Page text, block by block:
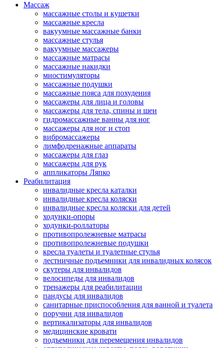
Массаж
массажные столы и кушетки
массажные кресла
вакуумные массажные банки
массажные стулья
вакуумные массажеры
массажные матрасы
массажные накидки
миостимуляторы
массажные подушки
массажные пояса для похудения
массажеры для лица и головы
массажеры для тела, спины и шеи
гидромассажные ванны для ног
массажеры для ног и стоп
вибромассажеры
лимфодренажные аппараты
массажеры для глаз
массажеры для рук
аппликаторы Ляпко
Реабилитация
инвалидные кресла каталки
инвалидные кресла коляски
инвалидные кресла коляски для детей
ходунки-опоры
ходунки-роллаторы
противопролежневые матрасы
противопролежневые подушки
кресла туалеты и туалетные стулья
лестничные подъемники для инвалидных колясок
скутеры для инвалидов
велосипеды для инвалидов
тренажеры для реабилитации
пандусы для инвалидов
санитарные приспособления для ванной и туалета
поручни для инвалидов
вертикализаторы для инвалидов
медицинские кровати
подъемники для перемещения инвалидов